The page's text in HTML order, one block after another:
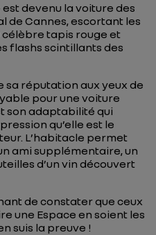
devenu la voiture des
de Cannes, escortant les
célèbre tapis rouge et
flashs scintillants des
sa réputation aux yeux de
pour une voiture
son adaptabilité qui
qu’elle est le
L’habitacle permet
ami supplémentaire, un
d’un vin découvert
de constater que ceux
une Espace en soient les
suis la preuve !